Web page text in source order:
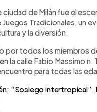
Escuchar artículo
ciudad de Milán fue el
Juegos Tradicionales, un
y la diversión.
por todos los miembros
la calle Fabio Massimo
para todas las
“Sosiego intertropical”,